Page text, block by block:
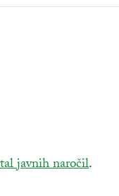
javnih naročil.